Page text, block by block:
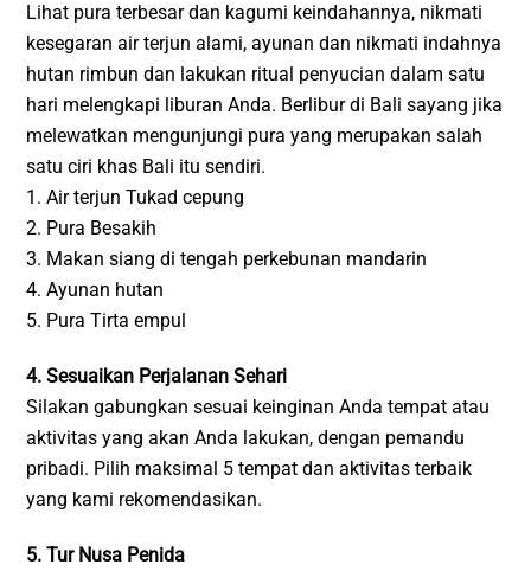
Lihat pura terbesar dan kagumi keindahannya, nikmati
kesegaran air terjun alami, ayunan dan nikmati indahnya
hutan rimbun dan lakukan ritual penyucian dalam satu
hari melengkapi liburan Anda. Berlibur di Bali sayang jika
melewatkan mengunjungi pura yang merupakan salah
satu ciri khas Bali itu sendiri.
1. Air terjun Tukad cepung
2. Pura Besakih
3. Makan siang di tengah perkebunan mandarin
4. Ayunan hutan
5. Pura Tirta empul
4. Sesuaikan Perjalanan Sehari
Silakan gabungkan sesuai keinginan Anda tempat atau
aktivitas yang akan Anda lakukan, dengan pemandu
pribadi. Pilih maksimal 5 tempat dan aktivitas terbaik
yang kami rekomendasikan.
5. Tur Nusa Penida